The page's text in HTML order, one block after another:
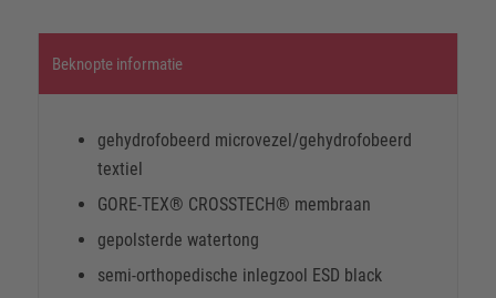
Beknopte informatie
gehydrofobeerd microvezel/gehydrofobeerd
textiel
GORE-TEX® CROSSTECH® membraan
gepolsterde watertong
semi-orthopedische inlegzool ESD black